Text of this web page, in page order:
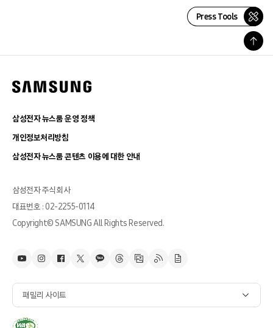
Press Tools
삼성전자 뉴스룸 운영 정책
개인정보처리방침
삼성전자 뉴스룸 콘텐츠 이용에 대한 안내
삼성전자 주식회사
대표번호 : 02-2255-0114
Copyright© SAMSUNG All Rights Reserved.
패밀리 사이트